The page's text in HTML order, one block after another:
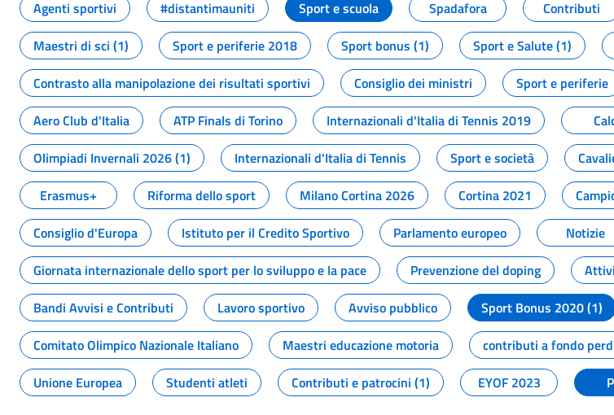
Agenti sportivi
#distantimauniti Sport e scuola Spadafora Contributi
Maestri di sci (1)
Sport e periferie 2018 Sport bonus (1) Sport e Salute (1)
Contrasto alla manipolazione dei risultati sportivi
Consiglio dei ministri Sport e periferie
Aero Club d'Italia
ATP Finals di Torino Internazionali d'Italia di Tennis 2019
Olimpiadi Invernali 2026 (1)
Internazionali d'Italia di Tennis Sport e società
Erasmus+
Riforma dello sport Milano Cortina 2026 Cortina 2021
Consiglio d'Europa
Istituto per il Credito Sportivo Parlamento europeo Notizie
Giornata internazionale dello sport per lo sviluppo e la pace
Prevenzione del doping
Bandi Avvisi e Contributi
Lavoro sportivo Avviso pubblico Sport Bonus 2020 (1)
Comitato Olimpico Nazionale Italiano
Maestri educazione motoria contributi a fondo
Unione Europea
Studenti atleti Contributi e patrocini (1) EYOF 2023